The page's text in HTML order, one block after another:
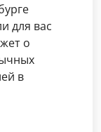
для вас
о
в